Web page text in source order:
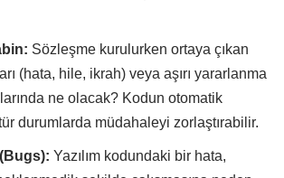
Sözleşme kurulurken ortaya çıkan
(hata, hile, ikrah) veya aşırı yararlanma
ne olacak? Kodun otomatik
durumlarda müdahaleyi zorlaştırabilir.
Yazılım kodundaki bir hata,